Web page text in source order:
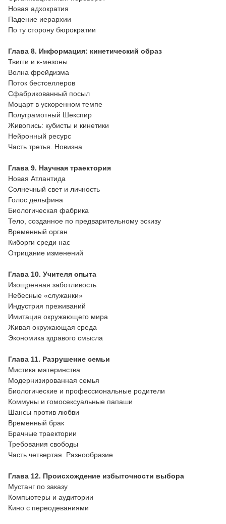
Новая адхократия
Падение иерархии
По ту сторону бюрократии
Глава 8. Информация: кинетический образ
Твигги и к-мезоны
Волна фрейдизма
Поток бестселлеров
Сфабрикованный посыл
Моцарт в ускоренном темпе
Полуграмотный Шекспир
Живопись: кубисты и кинетики
Нейронный ресурс
Часть третья. Новизна
Глава 9. Научная траектория
Новая Атлантида
Солнечный свет и личность
Голос дельфина
Биологическая фабрика
Тело, созданное по предварительному эскизу
Временный орган
Киборги среди нас
Отрицание изменений
Глава 10. Учителя опыта
Изощренная заботливость
Небесные «служанки»
Индустрия преживаний
Имитация окружающего мира
Живая окружающая среда
Экономика здравого смысла
Глава 11. Разрушение семьи
Мистика материнства
Модернизированная семья
Биологические и профессиональные родители
Коммуны и гомосексуальные папаши
Шансы против любви
Временный брак
Брачные траектории
Требования свободы
Часть четвертая. Разнообразие
Глава 12. Происхождение избыточности выбора
Мустанг по заказу
Компьютеры и аудитории
Кино с переодеваниями